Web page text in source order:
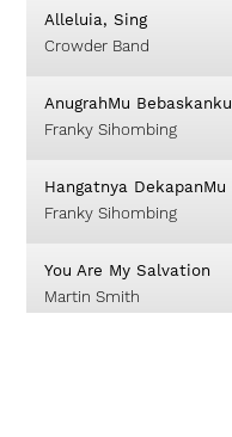
Alleluia, Sing
Crowder Band
AnugrahMu Bebaskanku
Franky Sihombing
Hangatnya DekapanMu
Franky Sihombing
You Are My Salvation
Martin Smith